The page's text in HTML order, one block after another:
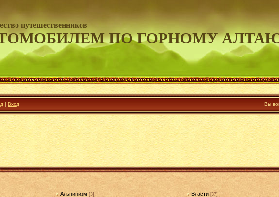
путешественников
ПО ГОРНОМУ
| Вход Вы
Альпинизм [3] Власти [37]